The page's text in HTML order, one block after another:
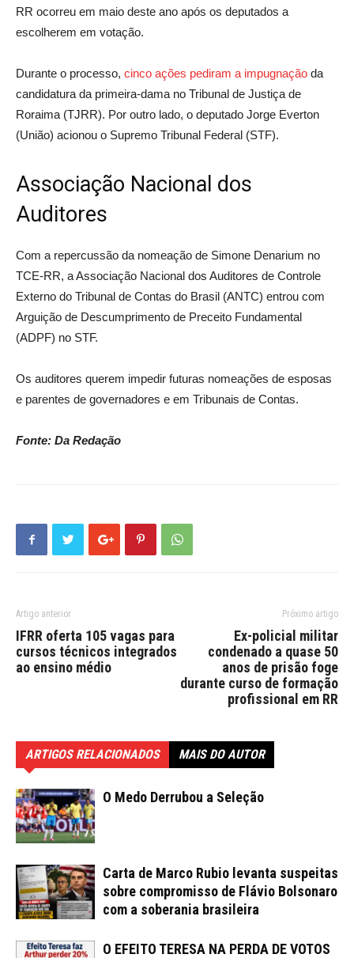
RR ocorreu em maio deste ano após os deputados a
escolherem em votação.
Durante o processo, cinco ações pediram a impugnação da
candidatura da primeira-dama no Tribunal de Justiça de
Roraima (TJRR). Por outro lado, o deputado Jorge Everton
(União) acionou o Supremo Tribunal Federal (STF).
Associação Nacional dos
Auditores
Com a repercussão da nomeação de Simone Denarium no
TCE-RR, a Associação Nacional dos Auditores de Controle
Externo do Tribunal de Contas do Brasil (ANTC) entrou com
Arguição de Descumprimento de Preceito Fundamental
(ADPF) no STF.
Os auditores querem impedir futuras nomeações de esposas
e parentes de governadores e em Tribunais de Contas.
Fonte: Da Redação
Artigo anterior
IFRR oferta 105 vagas para
cursos técnicos integrados
ao ensino médio
Próximo artigo
Ex-policial militar
condenado a quase 50
anos de prisão foge
durante curso de formação
profissional em RR
ARTIGOS RELACIONADOS MAIS DO AUTOR
O Medo Derrubou a Seleção
Carta de Marco Rubio levanta suspeitas
sobre compromisso de Flávio Bolsonaro
com a soberania brasileira
O EFEITO TERESA NA PERDA DE VOTOS